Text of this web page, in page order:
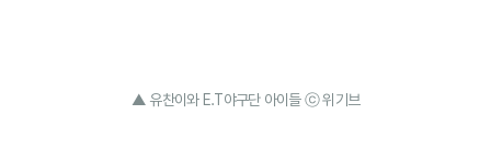
▲ 유찬이와 E.T야구단 아이들 ⓒ 위기브